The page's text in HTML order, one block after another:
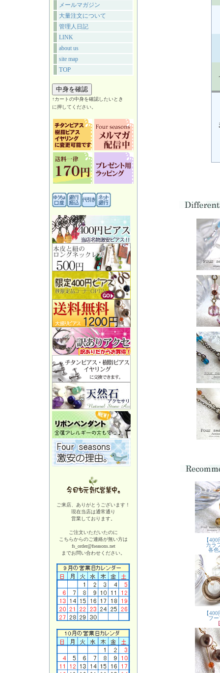
メールマガジン
大量注文について
管理人日記
LINK
about us
site map
TOP
↑カートの中身を確認したいとき
に押してください。
ご来店、ありがとうございます！
現在当店は通常通り
営業しております。
ご注文いただいたのに
こちらからのご連絡が無い方は
fs_order@fseasons.net
までお問い合わせください。